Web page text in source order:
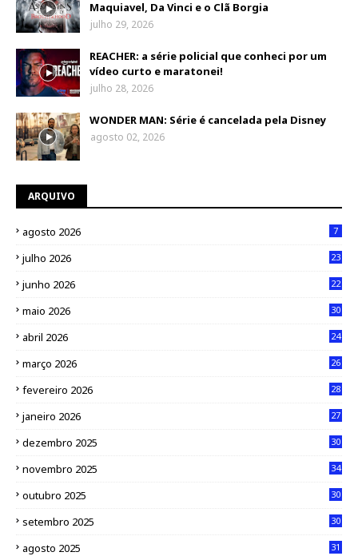
Maquiavel, Da Vinci e o Clã Borgia
julho 29, 2026
REACHER: a série policial que conheci por um
vídeo curto e maratonei!
julho 28, 2026
WONDER MAN: Série é cancelada pela Disney
agosto 02, 2026
ARQUIVO
agosto 2026 7
julho 2026 23
junho 2026 22
maio 2026 30
abril 2026 24
março 2026 26
fevereiro 2026 28
janeiro 2026 27
dezembro 2025 30
novembro 2025 34
outubro 2025 30
setembro 2025 30
agosto 2025 31